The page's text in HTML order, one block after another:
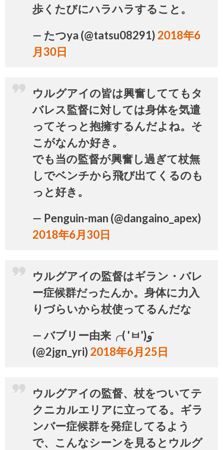
歩くたびにハラハラすること。
— たつya (@tatsu08291) 2018年6
月30日
ウルグアイの皆は興奮しててもタ
バレス監督に対しては身体を気遣
ってそっと抱擁するんだよね。そ
こがなんか好き。
でも当の監督が興奮し過ぎて杖無
しでベンチから飛び出てくるのも
っと好き。
— Penguin-man (@dangaino_apex)
2018年6月30日
ウルグアイの監督はギラン・バレ
ー症候群だったんか。身体に力入
りづらいから杖使ってるんだな
— バブリー由来╭( 'ㅂ')و ̑̑
(@2jgn_yri) 2018年6月25日
ウルグアイの監督、杖をついてテ
クニカルエリアに立ってる。ギラ
ンバー症候群を発症してるよう
で、こんなシーンを見るとウルグ